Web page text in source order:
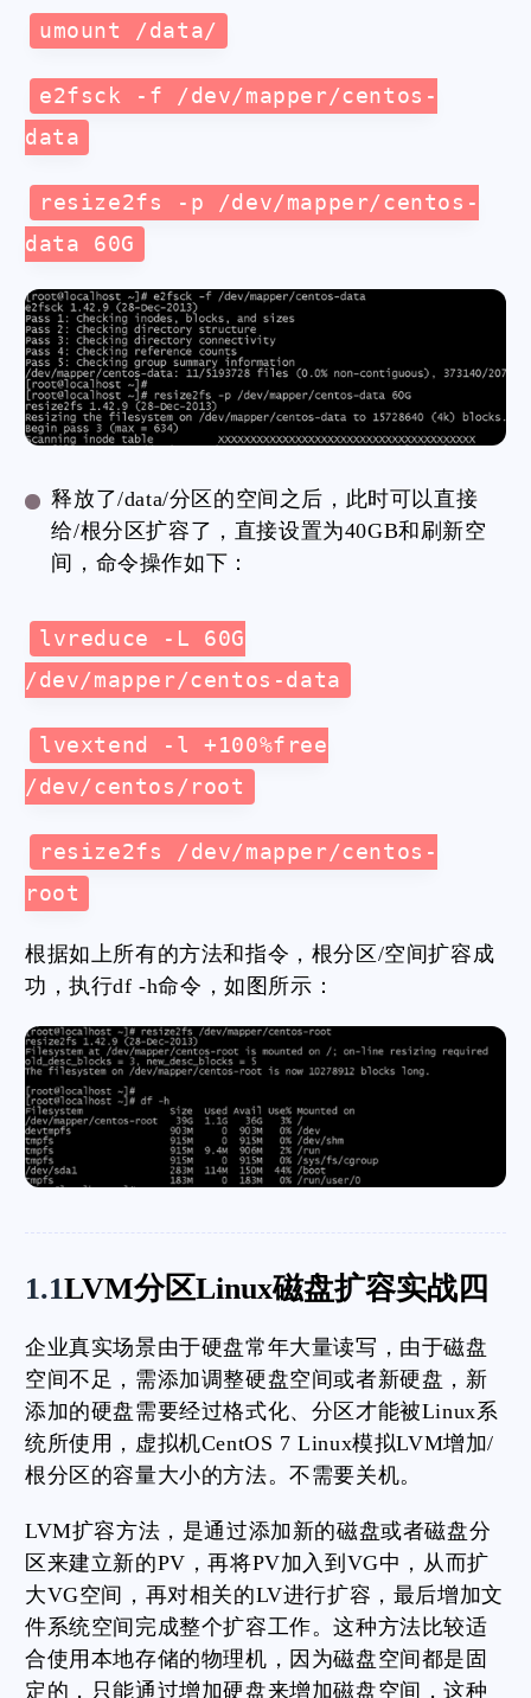
umount /data/
e2fsck -f /dev/mapper/centos-
data
resize2fs -p /dev/mapper/centos-
data 60G
释放了/data/分区的空间之后，此时可以直接
给/根分区扩容了，直接设置为40GB和刷新空
间，命令操作如下：
lvreduce -L 60G
/dev/mapper/centos-data
lvextend -l +100%free
/dev/centos/root
resize2fs /dev/mapper/centos-
root
根据如上所有的方法和指令，根分区/空间扩容成
功，执行df -h命令，如图所示：
1.1LVM分区Linux磁盘扩容实战四
企业真实场景由于硬盘常年大量读写，由于磁盘
空间不足，需添加调整硬盘空间或者新硬盘，新
添加的硬盘需要经过格式化、分区才能被Linux系
统所使用，虚拟机CentOS 7 Linux模拟LVM增加/
根分区的容量大小的方法。不需要关机。
LVM扩容方法，是通过添加新的磁盘或者磁盘分
区来建立新的PV，再将PV加入到VG中，从而扩
大VG空间，再对相关的LV进行扩容，最后增加文
件系统空间完成整个扩容工作。这种方法比较适
合使用本地存储的物理机，因为磁盘空间都是固
定的，只能通过增加硬盘来增加磁盘空间，这种